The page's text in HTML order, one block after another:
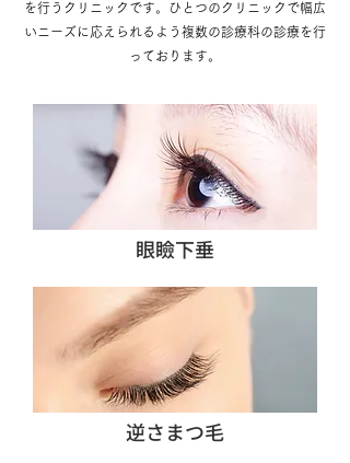
を行うクリニックです。ひとつのクリニックで幅広
いニーズに応えられるよう複数の診療科の診療を行
っております。
眼瞼下垂
逆さまつ毛